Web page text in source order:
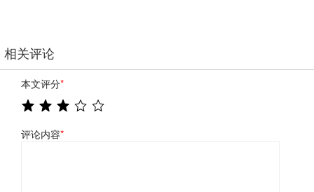
相关评论
本文评分*
评论内容*